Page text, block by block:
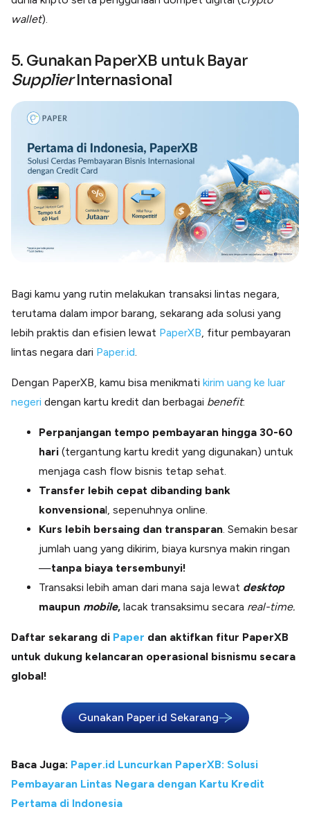
wallet).
5. Gunakan PaperXB untuk Bayar
SupplierInternasional
Bagi kamu yang rutin melakukan transaksi lintas negara,
terutama dalam impor barang, sekarang ada solusi yang
lebih praktis dan efisien lewat PaperXB , fitur pembayaran
lintas negara dari Paper.id
Dengan PaperXB, kamu bisa menikmati kirim uang ke luar
negeri dengan kartu kredit dan berbagai benefit:
Perpanjangan tempo pembayaran hingga 30-60
hari (tergantung kartu kredit yang digunakan) untuk
menjaga cash flow bisnis tetap sehat.
Transfer lebih cepat dibanding bank
konvensional, sepenuhnya online.
Kurs lebih bersaing dan transparan . Semakin besar
jumlah uang yang dikirim, biaya kursnya makin ringan
—tanpa biaya tersembunyi!
Transaksi lebih aman dari mana saja lewat desktop
maupun mobile, lacak transaksimu secara real-time.
Daftar sekarang di Paper dan aktifkan fitur PaperXB
untuk dukung kelancaran operasional bisnismu secara
global!
Gunakan Paper.id Sekarang
Baca Juga: Paper.id Luncurkan PaperXB: Solusi
Pembayaran Lintas Negara dengan Kartu Kredit
Pertama di Indonesia